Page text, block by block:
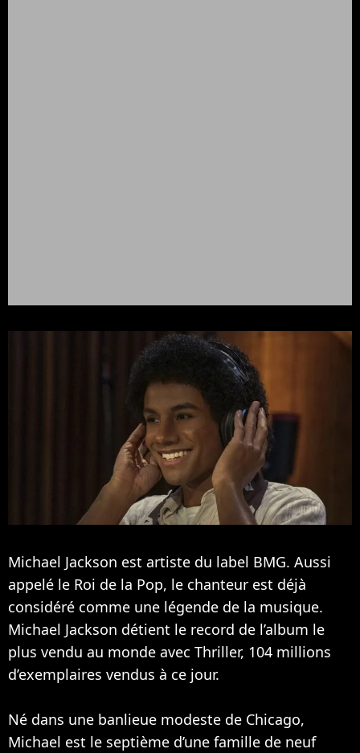
Michael Jackson est artiste du label BMG. Aussi
appelé le Roi de la Pop, le chanteur est déjà
considéré comme une légende de la musique.
Michael Jackson détient le record de l’album le
plus vendu au monde avec Thriller, 104 millions
d’exemplaires vendus à ce jour.
Né dans une banlieue modeste de Chicago,
Michael est le septième d’une famille de neuf